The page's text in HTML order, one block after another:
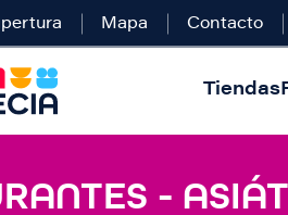
Mapa Contacto
Tiendas
-